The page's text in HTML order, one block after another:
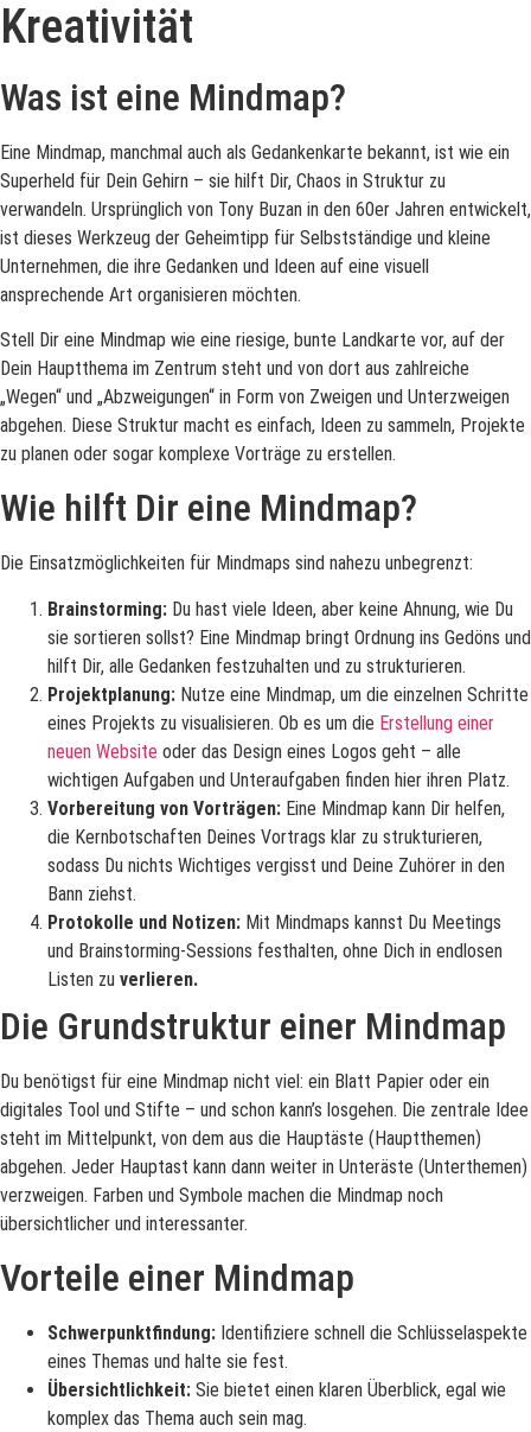
Kreativität
Was ist eine Mindmap?
Eine Mindmap, manchmal auch als Gedankenkarte bekannt, ist wie ein
Superheld für Dein Gehirn – sie hilft Dir, Chaos in Struktur zu
verwandeln. Ursprünglich von Tony Buzan in den 60er Jahren entwickelt,
ist dieses Werkzeug der Geheimtipp für Selbstständige und kleine
Unternehmen, die ihre Gedanken und Ideen auf eine visuell
ansprechende Art organisieren möchten.
Stell Dir eine Mindmap wie eine riesige, bunte Landkarte vor, auf der
Dein Hauptthema im Zentrum steht und von dort aus zahlreiche
„Wegen“ und „Abzweigungen“ in Form von Zweigen und Unterzweigen
abgehen. Diese Struktur macht es einfach, Ideen zu sammeln, Projekte
zu planen oder sogar komplexe Vorträge zu erstellen.
Wie hilft Dir eine Mindmap?
Die Einsatzmöglichkeiten für Mindmaps sind nahezu unbegrenzt:
Brainstorming: Du hast viele Ideen, aber keine Ahnung, wie Du
sie sortieren sollst? Eine Mindmap bringt Ordnung ins Gedöns und
hilft Dir, alle Gedanken festzuhalten und zu strukturieren.
Projektplanung: Nutze eine Mindmap, um die einzelnen Schritte
eines Projekts zu visualisieren. Ob es um die Erstellung einer
neuen Website oder das Design eines Logos geht – alle
wichtigen Aufgaben und Unteraufgaben finden hier ihren Platz.
Vorbereitung von Vorträgen: Eine Mindmap kann Dir helfen,
die Kernbotschaften Deines Vortrags klar zu strukturieren,
sodass Du nichts Wichtiges vergisst und Deine Zuhörer in den
Bann ziehst.
Protokolle und Notizen: Mit Mindmaps kannst Du Meetings
und Brainstorming-Sessions festhalten, ohne Dich in endlosen
Listen zu verlieren.
Die Grundstruktur einer Mindmap
Du benötigst für eine Mindmap nicht viel: ein Blatt Papier oder ein
digitales Tool und Stifte – und schon kann’s losgehen. Die zentrale Idee
steht im Mittelpunkt, von dem aus die Hauptäste (Hauptthemen)
abgehen. Jeder Hauptast kann dann weiter in Unteräste (Unterthemen)
verzweigen. Farben und Symbole machen die Mindmap noch
übersichtlicher und interessanter.
Vorteile einer Mindmap
Schwerpunktfindung: Identifiziere schnell die Schlüsselaspekte
eines Themas und halte sie fest.
Übersichtlichkeit: Sie bietet einen klaren Überblick, egal wie
komplex das Thema auch sein mag.